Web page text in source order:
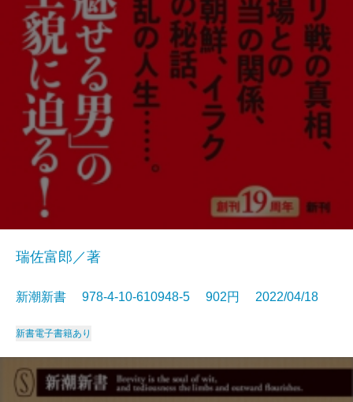
瑞佐富郎／著
新潮新書 978-4-10-610948-5 902円 2022/04/18
新書電子書籍あり